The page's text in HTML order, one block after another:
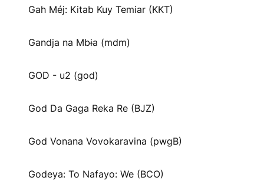
Gah Méj: Kitab Kuy Temiar (KKT)
Gandja na Mbɨa (mdm)
GOD - u2 (god)
God Da Gaga Reka Re (BJZ)
God Vonana Vovokaravina (pwgB)
Godeya: To Nafayo: We (BCO)